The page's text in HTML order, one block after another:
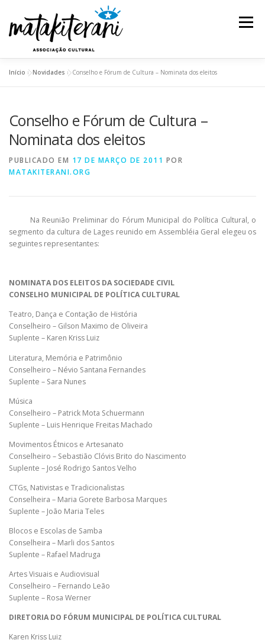
Menu
ESPETÁCULOS REDE DE SABEDORIA
TRANSPARÊNCIA
Início »Novidades »Conselho e Fórum de Cultura – Nominata dos eleitos
Conselho e Fórum de Cultura –
Nominata dos eleitos
PUBLICADO EM 17 DE MARÇO DE 2011 POR
MATAKITERANI.ORG
Na Reunião Preliminar do Fórum Municipal do Política Cultural, o
segmento da cultura de Lages reunido em Assembléia Geral elegeu os
seguintes representantes:
NOMINATA DOS ELEITOS DA SOCIEDADE CIVIL
CONSELHO MUNICIPAL DE POLÍTICA CULTURAL
Teatro, Dança e Contação de História
Conselheiro – Gilson Maximo de Oliveira
Suplente – Karen Kriss Luiz
Literatura, Memória e Patrimônio
Conselheiro – Névio Santana Fernandes
Suplente – Sara Nunes
Música
Conselheiro – Patrick Mota Schuermann
Suplente – Luis Henrique Freitas Machado
Movimentos Étnicos e Artesanato
Conselheiro – Sebastião Clóvis Brito do Nascimento
Suplente – José Rodrigo Santos Velho
CTGs, Nativistas e Tradicionalistas
Conselheira – Maria Gorete Barbosa Marques
Suplente – João Maria Teles
Blocos e Escolas de Samba
Conselheira – Marli dos Santos
Suplente – Rafael Madruga
Artes Visuais e Audiovisual
Conselheiro – Fernando Leão
Suplente – Rosa Werner
DIRETORIA DO FÓRUM MUNICIPAL DE POLÍTICA CULTURAL
Karen Kriss Luiz